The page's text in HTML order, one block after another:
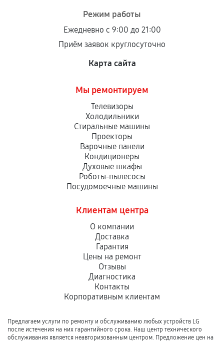
Режим работы
Ежедневно с 9:00 до 21:00
Приём заявок круглосуточно
Карта сайта
Мы ремонтируем
Телевизоры
Холодильники
Стиральные машины
Проекторы
Варочные панели
Кондиционеры
Духовые шкафы
Роботы-пылесосы
Посудомоечные машины
Клиентам центра
О компании
Доставка
Гарантия
Цены на ремонт
Отзывы
Диагностика
Контакты
Корпоративным клиентам
Предлагаем услуги по ремонту и обслуживанию любых устройств LG
после истечения на них гарантийного срока. Наш центр технического
обслуживания является неавторизованным центром. Предложение цен на